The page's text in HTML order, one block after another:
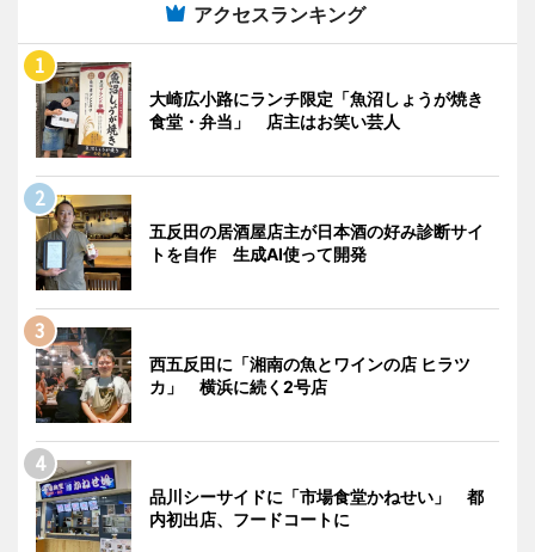
アクセスランキング
大崎広小路にランチ限定「魚沼しょうが焼き
食堂・弁当」 店主はお笑い芸人
五反田の居酒屋店主が日本酒の好み診断サイ
トを自作 生成AI使って開発
西五反田に「湘南の魚とワインの店 ヒラツ
カ」 横浜に続く2号店
品川シーサイドに「市場食堂かねせい」 都
内初出店、フードコートに